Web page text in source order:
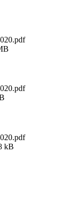
kB